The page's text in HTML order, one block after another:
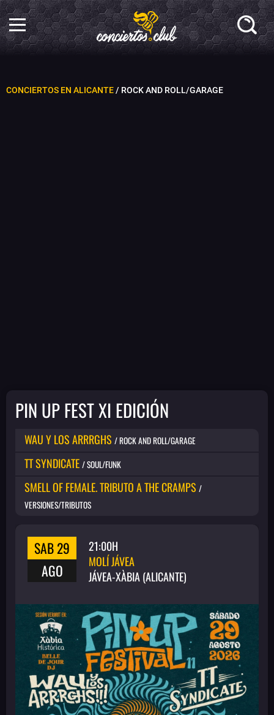
CONCIERTOS EN ALICANTE/ ROCK AND ROLL/GARAGE
PIN UP FEST XI EDICIÓN
WAU Y LOS ARRRGHS / ROCK AND ROLL/GARAGE
TT SYNDICATE / SOUL/FUNK
SMELL OF FEMALE. TRIBUTO A THE CRAMPS /
VERSIONES/TRIBUTOS
SAB 29
AGO
21:00H
MOLÍ JÁVEA
JÁVEA-XÀBIA (ALICANTE)